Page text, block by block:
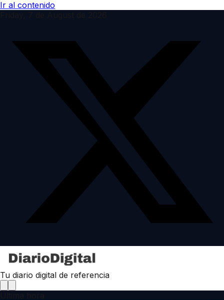
Ir al contenido
Tu diario digital de referencia